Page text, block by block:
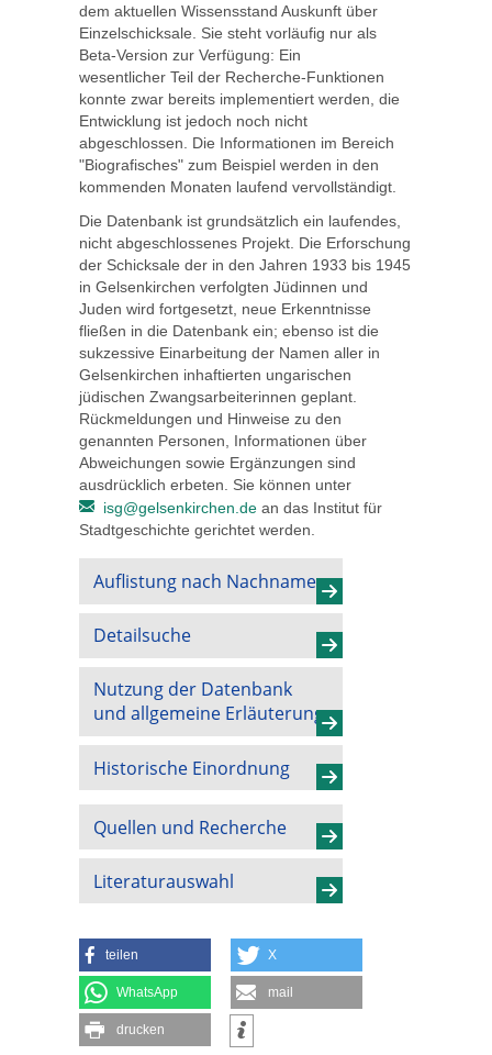
dem aktuellen Wissensstand Auskunft über
Einzelschicksale. Sie steht vorläufig nur als
Beta-Version zur Verfügung: Ein
wesentlicher Teil der Recherche-Funktionen
konnte zwar bereits implementiert werden, die
Entwicklung ist jedoch noch nicht
abgeschlossen. Die Informationen im Bereich
"Biografisches" zum Beispiel werden in den
kommenden Monaten laufend vervollständigt.
Die Datenbank ist grundsätzlich ein laufendes,
nicht abgeschlossenes Projekt. Die Erforschung
der Schicksale der in den Jahren 1933 bis 1945
in Gelsenkirchen verfolgten Jüdinnen und
Juden wird fortgesetzt, neue Erkenntnisse
fließen in die Datenbank ein; ebenso ist die
sukzessive Einarbeitung der Namen aller in
Gelsenkirchen inhaftierten ungarischen
jüdischen Zwangsarbeiterinnen geplant.
Rückmeldungen und Hinweise zu den
genannten Personen, Informationen über
Abweichungen sowie Ergänzungen sind
ausdrücklich erbeten. Sie können unter
isg@gelsenkirchen.de an das Institut für
Stadtgeschichte gerichtet werden.
Auflistung nach Nachnamen
Detailsuche
Nutzung der Datenbank
und allgemeine Erläuterung
Historische Einordnung
Quellen und Recherche
Literaturauswahl
teilen X
WhatsApp mail
drucken